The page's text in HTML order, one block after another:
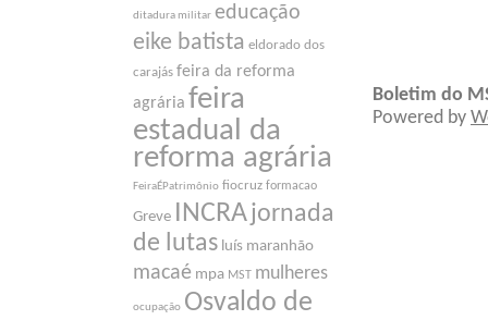
ditadura militar educação
eike batista eldorado dos
carajás feira da reforma
agrária feira
estadual da
reforma agrária
FeiraÉPatrimônio fiocruz formacao
Greve INCRA jornada
de lutas luís maranhão
macaé mpa MST mulheres
ocupação Osvaldo de
Boletim do
Powered by